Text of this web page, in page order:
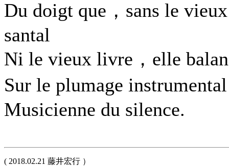
Du doigt que，sans le vieux
santal
Ni le vieux livre，elle
Sur le plumage
Musicienne du silence.
( 2018.02.21 藤井宏行 ）